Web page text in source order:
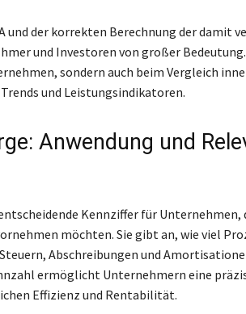
und der korrekten Berechnung der damit
und Investoren von großer
sondern auch beim Vergleich
und Leistungsindikatoren.
Anwendung und
Kennziffer für Unternehmen,
möchten. Sie gibt an, wie viel
Abschreibungen und
ermöglicht Unternehmern eine
Effizienz und Rentabilität.